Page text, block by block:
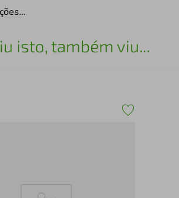
isto, também viu...